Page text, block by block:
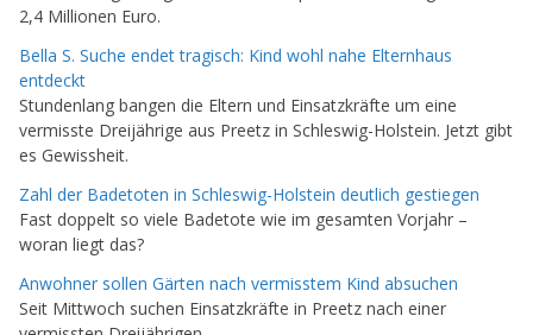
2,4 Millionen Euro.
Bella S. Suche endet tragisch: Kind wohl nahe Elternhaus
entdeckt
Stundenlang bangen die Eltern und Einsatzkräfte um eine
vermisste Dreijährige aus Preetz in Schleswig-Holstein. Jetzt gibt
es Gewissheit.
Zahl der Badetoten in Schleswig-Holstein deutlich gestiegen
Fast doppelt so viele Badetote wie im gesamten Vorjahr –
woran liegt das?
Anwohner sollen Gärten nach vermisstem Kind absuchen
Seit Mittwoch suchen Einsatzkräfte in Preetz nach einer